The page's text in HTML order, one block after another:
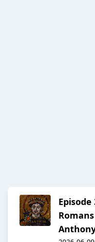
Episode